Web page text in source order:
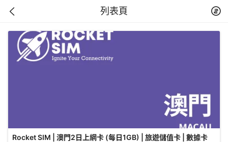
列表頁
Rocket SIM | 澳門2日上網卡 (每日1GB) | 旅遊儲值卡 | 數據卡